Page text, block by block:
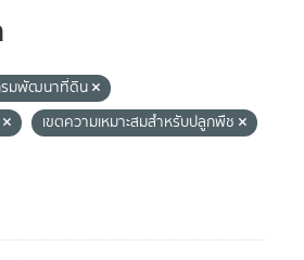
มพัฒนาที่ดิน
เขตความเหมาะสมสำหรับปลูกพืช